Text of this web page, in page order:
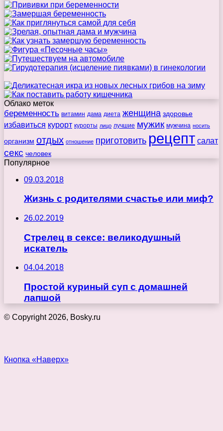
Облако меток
беременность витамин дама диета женщина здоровье
избавиться курорт курорты лицо лучшие мужик мужчина носить
организм отдых отношение приготовить рецепт салат
секс человек
Популярное
09.03.2018
Жизнь с родителями счастье или миф?
26.02.2019
Стрелец в сексе: великодушный
искатель
04.04.2018
Простой куриный суп с домашней
лапшой
© Copyright 2026, Bosky.ru
Кнопка «Наверх»